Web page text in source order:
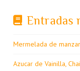
Entradas
Mermelada de
Azucar de Vainilla,